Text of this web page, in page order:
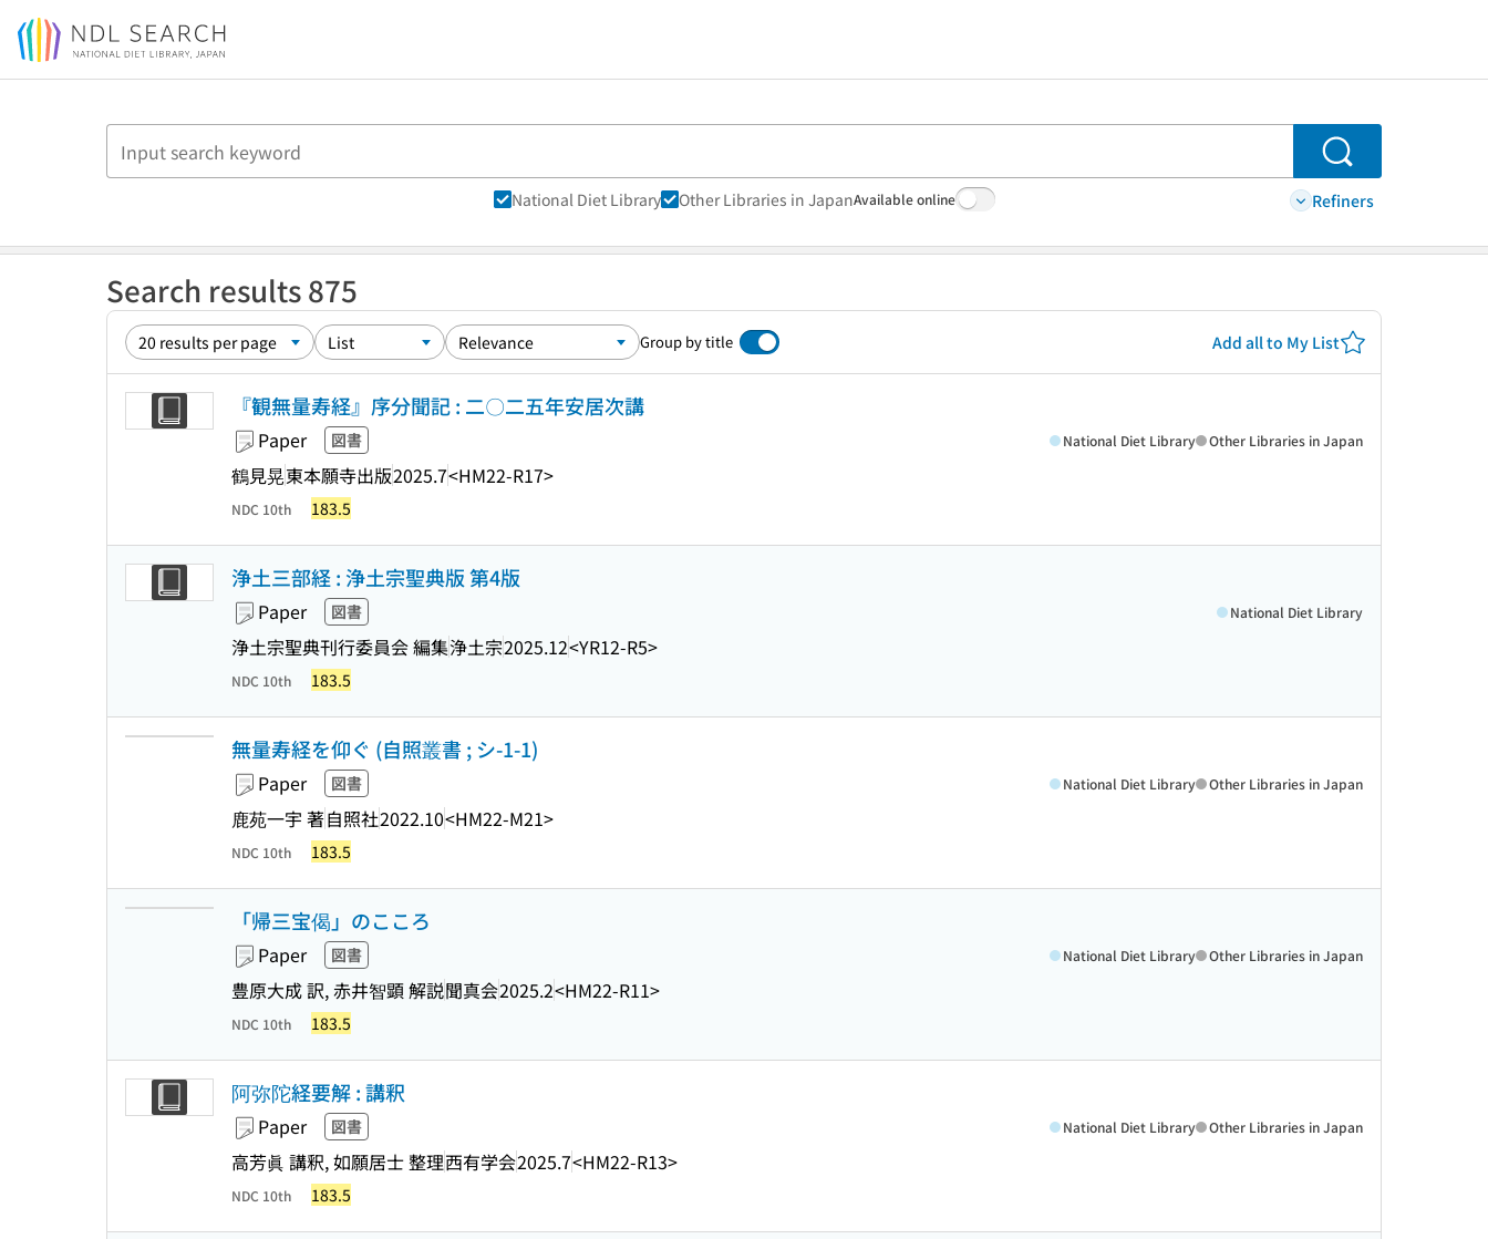
Jump to main content
Search
National Diet Library Other Libraries in JapanAvailable online Refiners
Search results 875
Group by title Add all to My List
『観無量寿経』序分聞記 : 二〇二五年安居次講
Paper 図書
鶴見晃東本願寺出版2025.7<HM22-R17>
National Diet Library Other Libraries in Japan
NDC 10th 183.5
浄土三部経 : 浄土宗聖典版 第4版
Paper 図書
浄土宗聖典刊行委員会 編集浄土宗2025.12<YR12-R5>
National Diet Library
NDC 10th 183.5
無量寿経を仰ぐ (自照叢書 ; シ-1-1)
Paper 図書
鹿苑一宇 著自照社2022.10<HM22-M21>
National Diet Library Other Libraries in Japan
NDC 10th 183.5
「帰三宝偈」のこころ
Paper 図書
豊原大成 訳, 赤井智顕 解説聞真会2025.2<HM22-R11>
National Diet Library Other Libraries in Japan
NDC 10th 183.5
阿弥陀経要解 : 講釈
Paper 図書
高芳眞 講釈, 如願居士 整理西有学会2025.7<HM22-R13>
National Diet Library Other Libraries in Japan
NDC 10th 183.5